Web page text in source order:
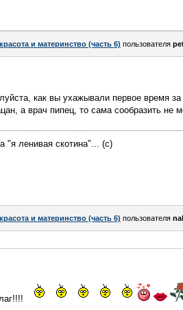
и материнство (часть 6) пользователя
как вы ухажывали первое время
а врач пипец, то сама сообразить не
"я ленивая скотина"... (с)
и материнство (часть 6) пользователя